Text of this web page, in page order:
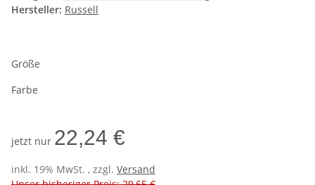
Hersteller: Russell
Größe
Farbe
jetzt nur 22,24 €
inkl. 19% MwSt. , zzgl. Versand